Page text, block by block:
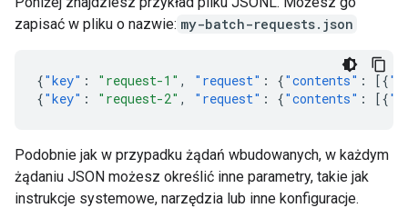
zapisać w pliku o nazwie: my-batch-requests.json
{"key" : "request-1" , "request" : {"contents" : [{
{"key" : "request-2" , "request" : {"contents" : [{
Podobnie jak w przypadku żądań wbudowanych, w każdym
żądaniu JSON możesz określić inne parametry, takie jak
instrukcje systemowe, narzędzia lub inne konfiguracje.